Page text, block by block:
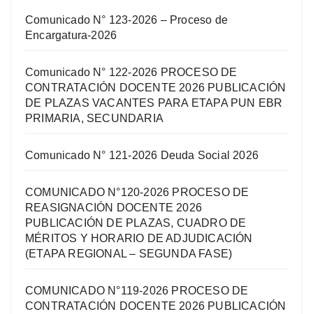
Comunicado N° 123-2026 – Proceso de
Encargatura-2026
Comunicado N° 122-2026 PROCESO DE
CONTRATACIÓN DOCENTE 2026 PUBLICACIÓN
DE PLAZAS VACANTES PARA ETAPA PUN EBR
PRIMARIA, SECUNDARIA
Comunicado N° 121-2026 Deuda Social 2026
COMUNICADO N°120-2026 PROCESO DE
REASIGNACIÓN DOCENTE 2026
PUBLICACIÓN DE PLAZAS, CUADRO DE
MÉRITOS Y HORARIO DE ADJUDICACIÓN
(ETAPA REGIONAL – SEGUNDA FASE)
COMUNICADO N°119-2026 PROCESO DE
CONTRATACIÓN DOCENTE 2026 PUBLICACIÓN